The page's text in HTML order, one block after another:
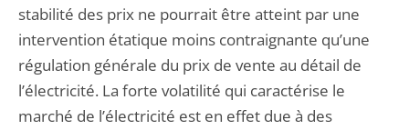
stabilité des prix ne pourrait être atteint par une
intervention étatique moins contraignante qu’une
régulation générale du prix de vente au détail de
l’électricité. La forte volatilité qui caractérise le
marché de l’électricité est en effet due à des